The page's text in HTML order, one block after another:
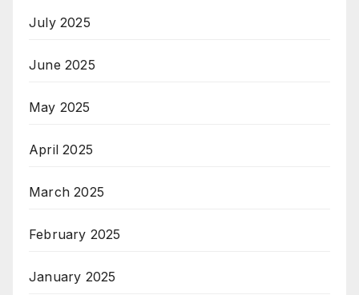
July 2025
June 2025
May 2025
April 2025
March 2025
February 2025
January 2025